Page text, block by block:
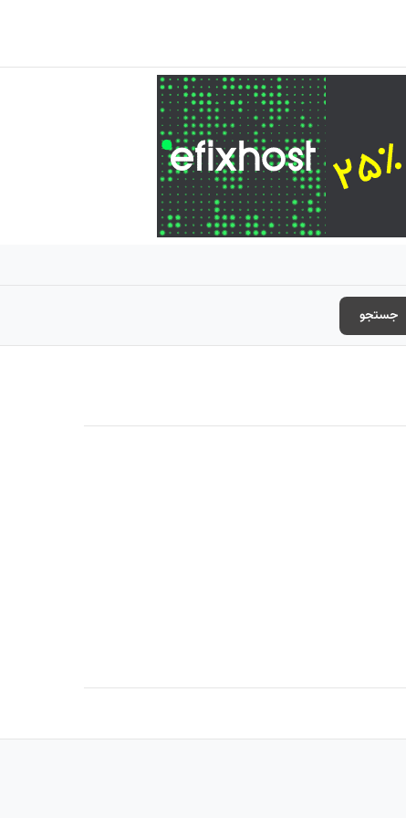
جستجو